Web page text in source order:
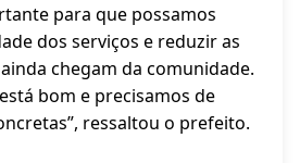
para que possamos
dos serviços e reduzir as
chegam da comunidade.
bom e precisamos de
ressaltou o prefeito.